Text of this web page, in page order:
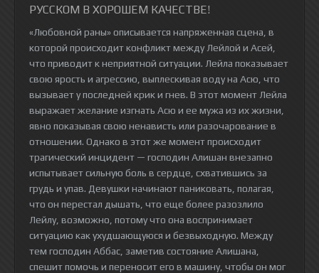
РУССКОМ В ХОРОШЕМ КАЧЕСТВЕ!
«Любовной раны» описывается напряженная сцена, в
которой происходит конфликт между Лейлой и Асей,
что приводит к неприятной ситуации. Лейла показывает
свою ярость и агрессию, выплескивая воду на Асю, что
вызывает у последней крик и гнев. В этот момент Лейла
выражает желание изгнать Асю и ее мужа из их жизни,
явно показывая свою ненависть или разочарование в
отношении. Однако в этот же момент происходит
трагический инцидент — господин Алишан внезапно
испытывает сильную боль в сердце, схватившись за
грудь и упав. Девушки начинают паниковать, полагая,
что он перестал дышать, что еще более разозлило
Лейлу, возможно, потому что она воспринимает
ситуацию как ухудшающуюся и безвыходную. Между
тем господин Аббас, заметив состояние Алишана,
спешит помочь и переносит его в машину, чтобы он мог